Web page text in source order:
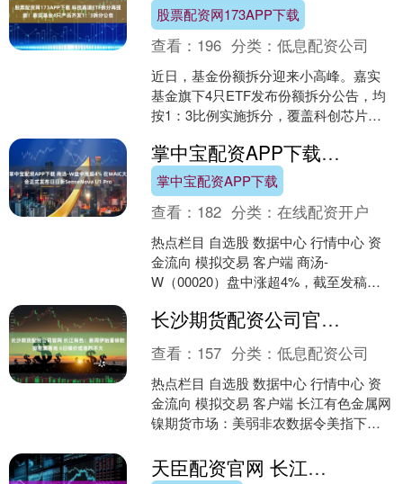
股票配资网173APP下载
查看： 196 分类：低息配资公司
近日，基金份额拆分迎来小高峰。嘉实
基金旗下4只ETF发布份额拆分公告，均
按1：3比例实施拆分，覆盖科创芯片、
道。 具体来看，科....
掌中宝配资APP下载 商汤-W盘中涨超4% 在WAIC大会正式发布日日新SenseNova U1 Pro
掌中宝配资APP下载
查看： 182 分类：在线配资开户
热点栏目 自选股 数据中心 行情中心 资
金流向 模拟交易 客户端 商汤-
W（00020）盘中涨超4%，截至发稿，
1.....
长沙期货配资公司官网 长江有色：新周伊始重磅数据密集落地 6日镍价或涨跌不大
查看： 157 分类：低息配资公司
热点栏目 自选股 数据中心 行情中心 资
金流向 模拟交易 客户端 长江有色金属网
镍期货市场：美弱非农数据令美指下跌
0.4%；....
天臣配资官网 长江有色: 国内绿电履约限产+社库去化拐点明确 6日铝价或上涨